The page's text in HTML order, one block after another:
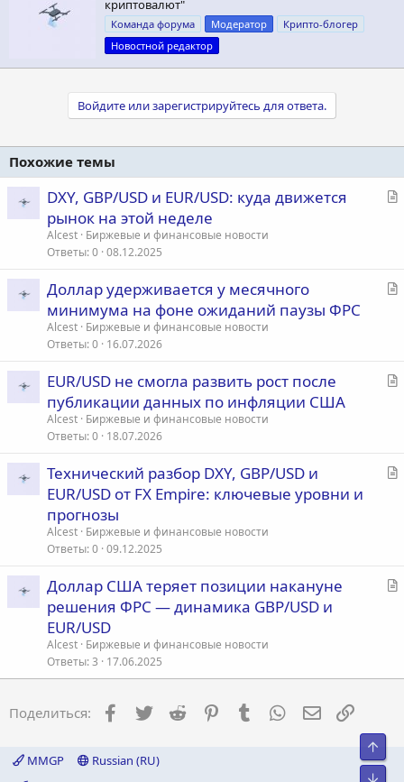
и
т
р
криптовалют"
Команда форума Модератор
Крипто-блогер
Новостной редактор
Войдите или зарегистрируйтесь для ответа.
Похожие темы
С
я
DXY, GBP/USD и EUR/USD: куда движется
рынок на этой неделе
Alcest Биржевые и финансовые новости
Ответы 0 08.12.2025
С
я
Доллар удерживается у месячного
минимума на фоне ожиданий паузы ФРС
Alcest Биржевые и финансовые новости
Ответы 0 16.07.2026
С
я
EUR/USD не смогла развить рост после
публикации данных по инфляции США
Alcest Биржевые и финансовые новости
Ответы 0 18.07.2026
С
Технический разбор DXY, GBP/USD и
EUR/USD от FX Empire: ключевые уровни и
прогнозы
Alcest Биржевые и финансовые новости
Ответы 0 09.12.2025
С
я
Доллар США теряет позиции накануне
решения ФРС — динамика GBP/USD и
EUR/USD
Alcest Биржевые и финансовые новости
Ответы 3 17.06.2025
Поделиться: Facebook
Twitter Reddit PinterestTumblr WhatsApp
MMGP
Russian (RU)